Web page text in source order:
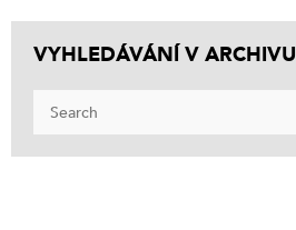
VYHLEDÁVÁNÍ V ARCHIVU